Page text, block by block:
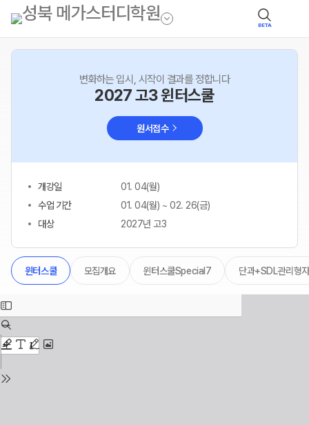
BETA
변화하는 입시, 시작이 결과를 정합니다
2027 고3 윈터스쿨
원서접수
개강일
01. 04(월)
수업 기간
01. 04(월) ~ 02. 26(금)
대상
2027년 고3
윈터스쿨 모집개요 윈터스쿨Special7 단과+SDL관리형